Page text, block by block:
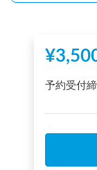
¥
予約受付締